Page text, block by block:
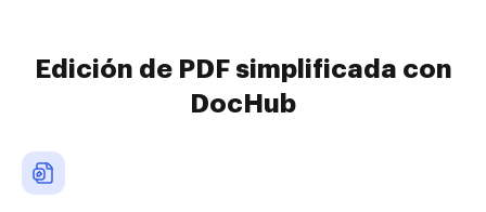
Edición de PDF simplificada con
DocHub